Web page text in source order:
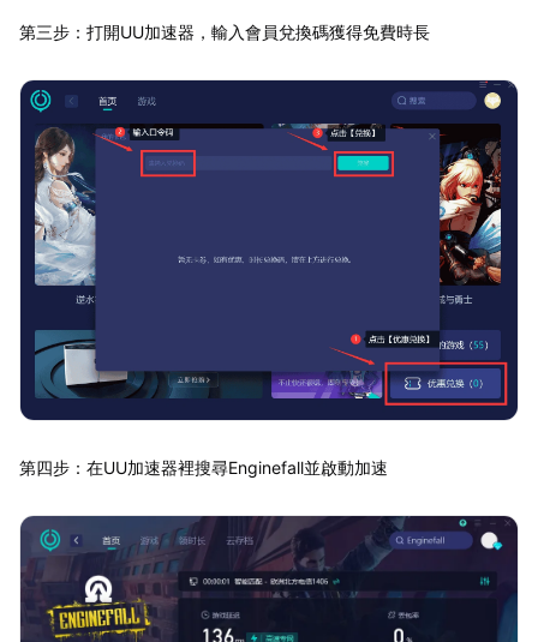
第三步：打開UU加速器，輸入會員兌換碼獲得免費時長
第四步：在UU加速器裡搜尋Enginefall並啟動加速